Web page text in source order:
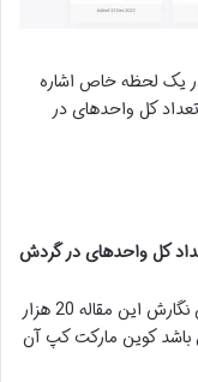
یک لحظه خاص اشاره
کل واحدهای در
برای مثال اگر قیمت یک واحد بیت کوین در زمان نگارش این مقاله 20 هزار
گردش باشد کوین مارکت کپ آن